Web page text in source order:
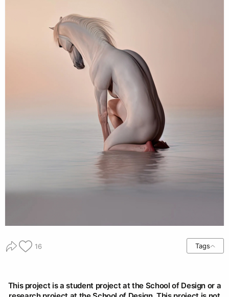
16 Tags
This project is a student project at the School of Design or a